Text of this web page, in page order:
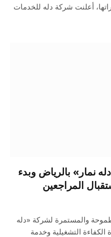
أعلنت شركة دله للخدمات
نمار» بالرياض وبدء
المراجعين
والمستمرة لشركة «دله
الكفاءة التشغيلية وخدمة